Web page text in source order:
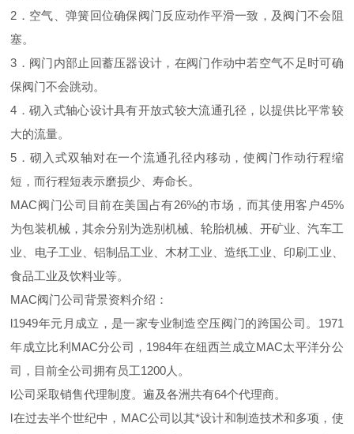
2．空气、弹簧回位确保阀门反应动作平滑一致，及阀门不会阻
塞。
3．阀门内部止回蓄压器设计，在阀门作动中若空气不足时可确
保阀门不会跳动。
4．砌入式轴心设计具有开放式较大流通孔径，以提供比平常较
大的流量。
5．砌入式双轴对在一个流通孔径内移动，使阀门作动行程缩
短，而行程短表示磨损少、寿命长。
MAC阀门公司目前在美国占有26%的市场，而其使用客户45%
为包装机械，其余分别为选别机械、轮胎机械、开矿业、汽车工
业、电子工业、铝制品工业、木材工业、造纸工业、印刷工业、
食品工业及饮料业等。
MAC阀门公司背景资料介绍：
l1949年元月成立，是一家专业制造空压阀门的跨国公司。1971
年成立比利MAC分公司，1984年在纽西兰成立MAC太平洋分公
司，目前全公司拥有员工1200人。
l公司采取销售代理制度。遍及各洲共有64个代理商。
l在过去半个世纪中，MAC公司以其*设计和制造技术和多项，使